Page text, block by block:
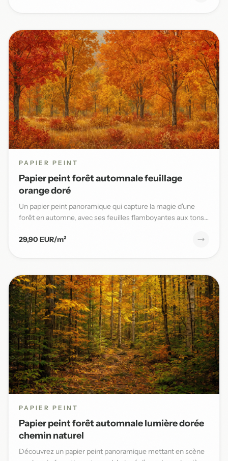
PAPIER PEINT
Papier peint forêt automnale feuillage
orange doré
Un papier peint panoramique qui capture la magie d'une
forêt en automne, avec ses feuilles flamboyantes aux tons
29,90 EUR/m²
PAPIER PEINT
Papier peint forêt automnale lumière dorée
chemin naturel
Découvrez un papier peint panoramique mettant en scène